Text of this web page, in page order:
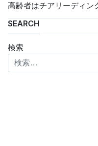
高齢者はチアリーディン
SEARCH
検索